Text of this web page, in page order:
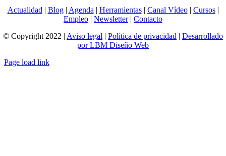
Actualidad | Blog| Agenda | Herramientas| Canal Vídeo| Cursos|
Empleo | Newsletter| Contacto
© Copyright 2022 | Aviso legal | Política de privacidad | Desarrollado
por LBM Diseño Web
Page load link